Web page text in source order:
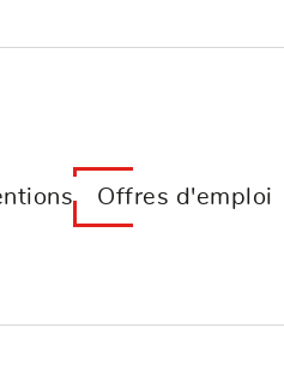
Offres d'emploi